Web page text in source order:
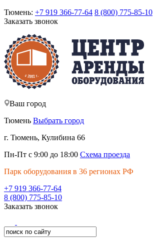
Тюмень: +7 919 366-77-64 8 (800) 775-85-10
Заказать звонок
Ваш город
Тюмень Выбрать город
г. Тюмень, Кулибина 66
Пн-Пт с 9:00 до 18:00 Схема проезда
Парк оборудования в 36 регионах РФ
+7 919 366-77-64
8 (800) 775-85-10
Заказать звонок